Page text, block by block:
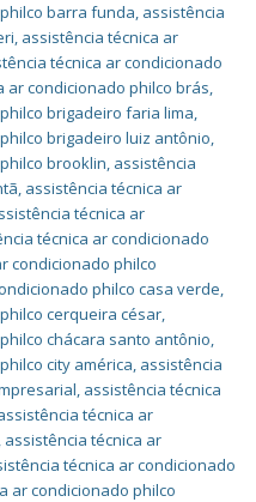
barra funda, assistência
, assistência técnica ar
técnica ar condicionado
ar condicionado philco brás,
brigadeiro faria lima,
brigadeiro luiz antônio,
brooklin, assistência
, assistência técnica ar
técnica ar
técnica ar condicionado
condicionado philco
philco casa verde,
cerqueira césar,
chácara santo antônio,
city américa, assistência
, assistência técnica
técnica ar
, assistência técnica ar
técnica ar condicionado
ar condicionado philco